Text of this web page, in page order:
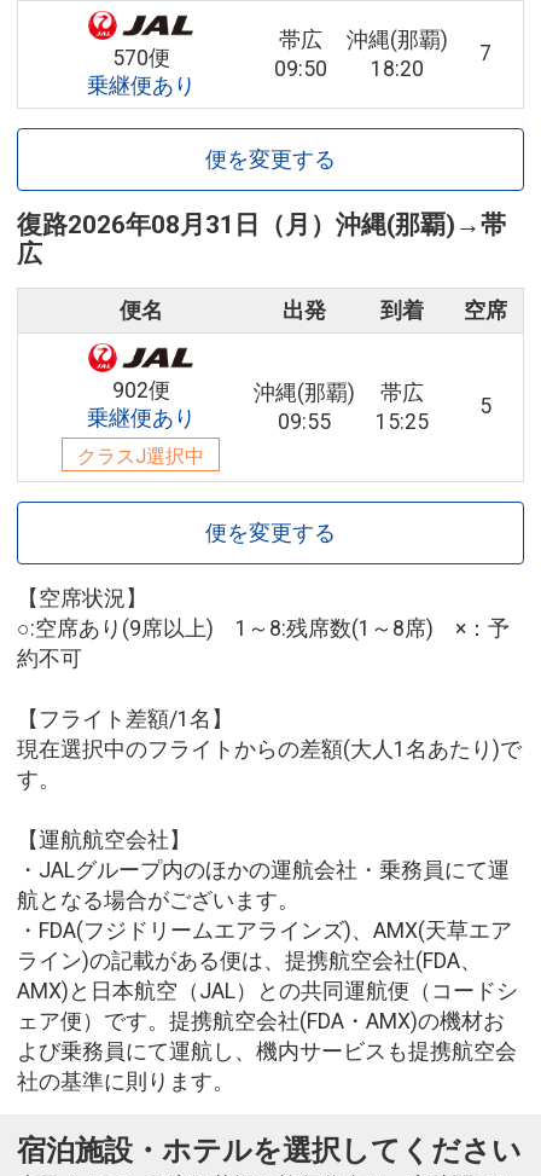
570便
乗継便あり
帯広
09:50
沖縄(那覇)
18:20
7
便を変更する
復路2026年08月31日（月） 沖縄(那覇) →帯
広
便名 出発 到着 空席
902便
乗継便あり
クラスJ選択中
沖縄(那覇)
09:55
帯広
15:25
5
便を変更する
【空席状況】
○:空席あり(9席以上) 1～8:残席数(1～8席) ×：予
約不可
【フライト差額/1名】
現在選択中のフライトからの差額(大人1名あたり)で
す。
【運航航空会社】
・JALグループ内のほかの運航会社・乗務員にて運
航となる場合がございます。
・FDA(フジドリームエアラインズ)、AMX(天草エア
ライン)の記載がある便は、提携航空会社(FDA、
AMX)と日本航空（JAL）との共同運航便（コードシ
ェア便）です。提携航空会社(FDA・AMX)の機材お
よび乗務員にて運航し、機内サービスも提携航空会
社の基準に則ります。
宿泊施設・ホテルを選択してください